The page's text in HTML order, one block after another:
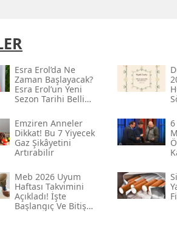
Esra Erol’da Ne
Zaman Başlayacak?
Esra Erol’un Yeni
Sezon Tarihi Belli
Emziren Anneler
Dikkat! Bu 7 Yiyecek
Gaz Şikâyetini
Artırabilir
Meb 2026 Uyum
Haftası Takvimini
Açıkladı! İşte
Başlangıç Ve Bitiş